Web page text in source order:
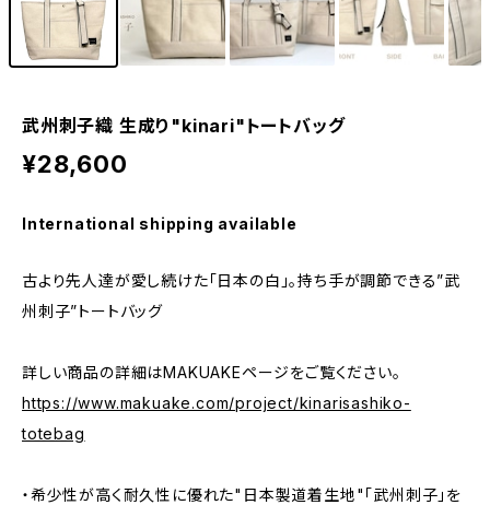
武州刺子織 生成り"kinari"トートバッグ
¥28,600
International shipping available
古より先人達が愛し続けた「日本の白」。持ち手が調節できる”武
州刺子”トートバッグ
詳しい商品の詳細はMAKUAKEページをご覧ください。
https://www.makuake.com/project/kinarisashiko-
totebag
・希少性が高く耐久性に優れた"日本製道着生地"「武州刺子」を